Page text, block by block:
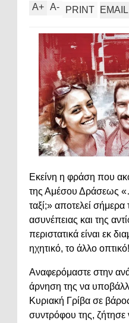
A+ A- PRINT EMAIL
Εκείνη η φράση που
της Αμέσου Δράσεως
ταξί;» αποτελεί σήμερα
ασυνέπειας και της
περιστατικά είναι εκ
ηχητικό, το άλλο οπτικό!
Αναφερόμαστε στην
άρνηση της να
Κυριακή Γρίβα σε
συντρόφου της, ζήτησε